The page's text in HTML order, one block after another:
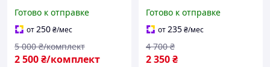
Настольное точило
Мощный электрический
станок для заточки
Готово к отправке
от250₴/мес
2 500₴/комплект
5 000 ₴/комплект
Настольное точило /2
круга Точильный станок
ручной
Готово к отправке
от235₴/мес
2 350₴
4 700 ₴